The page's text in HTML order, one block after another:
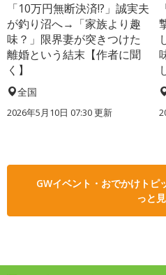
「10万円無断決済!?」誠実夫
が釣り沼へ→「家族より趣
味？」限界妻が突きつけた
離婚という結末【作者に聞
く】
全国
2026年5月10日 07:30 更新
GWイベント・おでかけトピ
っと